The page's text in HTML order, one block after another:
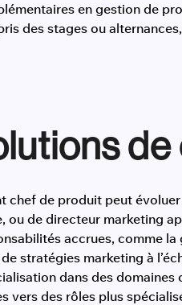
en gestion de
des stages ou
chef de produit peut
ou de directeur marketing
accrues, comme
stratégies marketing à
dans des
vers des rôles plus